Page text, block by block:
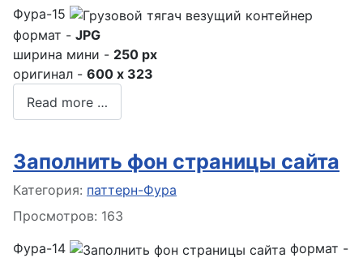
Фура-15
формат - JPG
ширина мини - 250 px
оригинал - 600 x 323
Read more …
Заполнить фон страницы сайта
Информация о материале
Категория: паттерн-Фура
Просмотров: 163
Фура-14
формат -